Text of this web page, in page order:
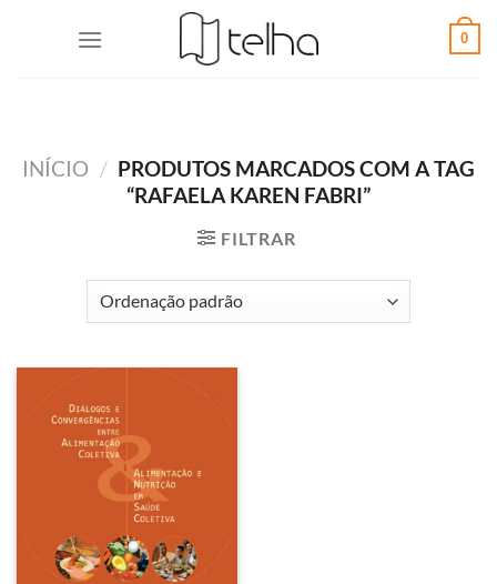
0
INÍCIO / PRODUTOS MARCADOS COM A TAG
“RAFAELA KAREN FABRI”
FILTRAR